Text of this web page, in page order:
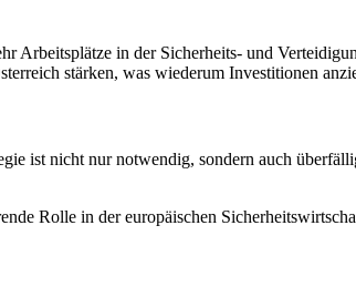
Arbeitsplätze in der Sicherheits- und
stärken, was wiederum Investitionen
ist nicht nur notwendig, sondern auch
Rolle in der europäischen